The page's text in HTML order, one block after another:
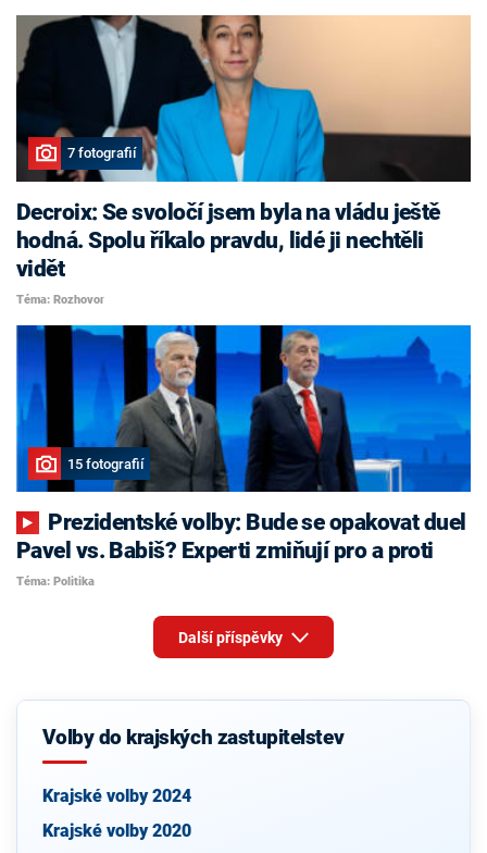
7 fotografií
Decroix: Se svoločí jsem byla na vládu ještě
hodná. Spolu říkalo pravdu, lidé ji nechtěli
vidět
Téma: Rozhovor
15 fotografií
Pavel vs. Babiš? Experti zmiňují pro a proti
Téma: Politika
Další příspěvky
Volby do krajských zastupitelstev
Krajské volby 2024
Krajské volby 2020